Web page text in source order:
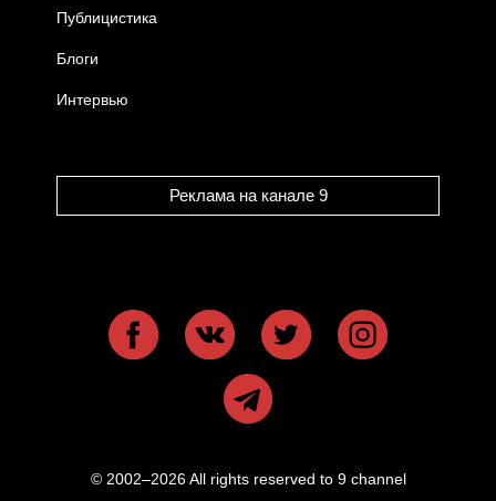
Публицистика
Блоги
Интервью
Реклама на канале 9
© 2002–2026 All rights reserved to 9 channel